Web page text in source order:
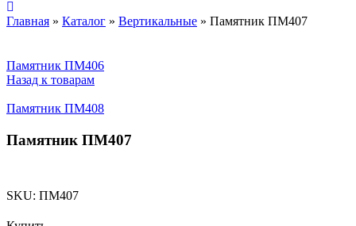
Главная » Каталог » Вертикальные » Памятник ПМ407
Памятник ПМ406
Назад к товарам
Памятник ПМ408
Памятник ПМ407
SKU: ПМ407